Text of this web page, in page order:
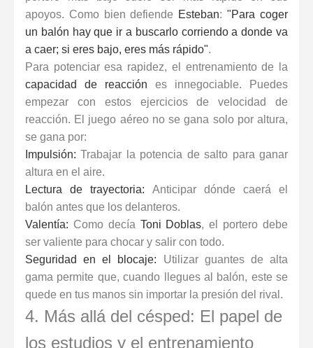
apoyos. Como bien defiende Esteban:"Para coger
un balón hay que ir a buscarlo corriendo a donde va
a caer; si eres bajo, eres más rápido".
Para potenciar esa rapidez, el entrenamiento de la
capacidad de reacción es innegociable. Puedes
empezar con estos ejercicios de velocidad de
reacción. El juego aéreo no se gana solo por altura,
se gana por:
Impulsión: Trabajar la potencia de salto para ganar
altura en el aire.
Lectura de trayectoria: Anticipar dónde caerá el
balón antes que los delanteros.
Valentía: Como decía Toni Doblas, el portero debe
ser valiente para chocar y salir con todo.
Seguridad en el blocaje: Utilizar guantes de alta
gama permite que, cuando llegues al balón, este se
quede en tus manos sin importar la presión del rival.
4. Más allá del césped: El papel de
los estudios y el entrenamiento